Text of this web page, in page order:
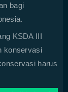
bagi
KSDA III
konservasi
harus